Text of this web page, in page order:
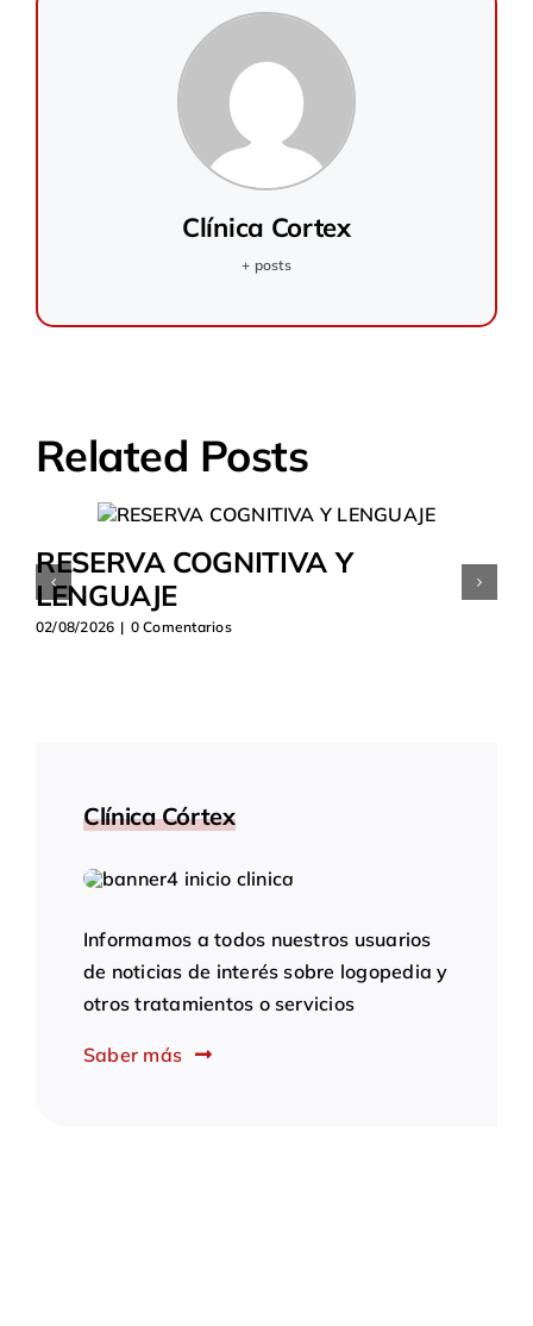
Clínica Cortex
+ posts
Related Posts
RESERVA COGNITIVA Y
LENGUAJE
02/08/2026 | 0 Comentarios
Clínica Córtex
Informamos a todos nuestros usuarios
de noticias de interés sobre logopedia y
otros tratamientos o servicios
Saber más